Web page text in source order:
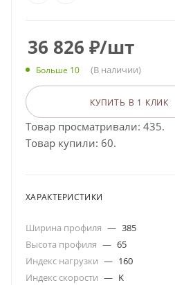
36 826 ₽/шт
Больше 10 (В наличии)
КУПИТЬ В 1 КЛИК
Товар просматривали: 435.
Товар купили: 60.
ХАРАКТЕРИСТИКИ
Ширина профиля — 385
Высота профиля — 65
Индекс нагрузки — 160
Индекс скорости — K